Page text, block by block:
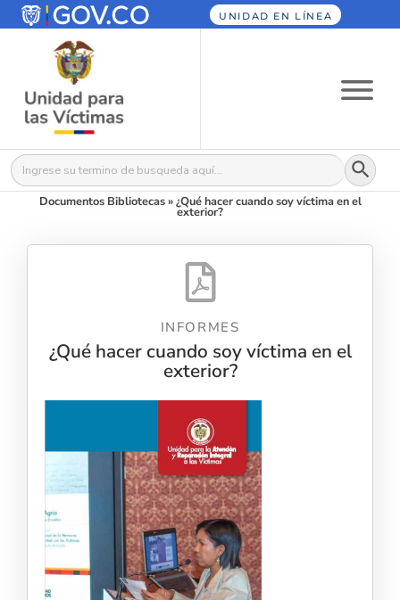
UNIDAD EN LÍNEA
Buscar: Botón
Documentos Bibliotecas»¿Qué hacer cuando soy víctima en el
exterior?
INFORMES
¿Qué hacer cuando soy víctima en el
exterior?